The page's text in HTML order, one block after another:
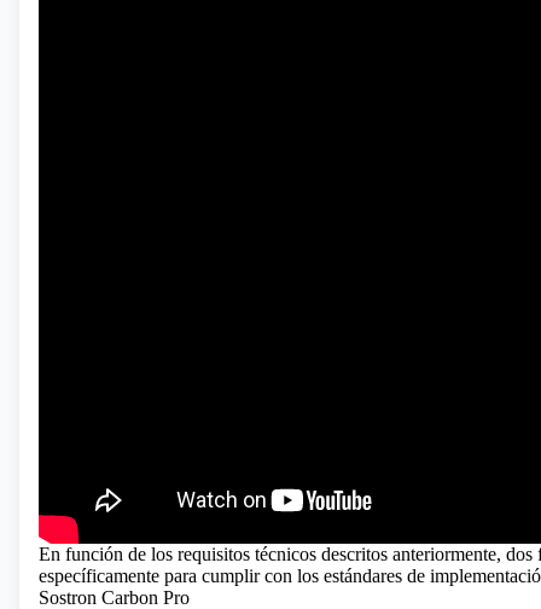
En función de los requisitos técnicos descritos anteriormente,
específicamente para cumplir con los estándares de
Sostron Carbon Pro